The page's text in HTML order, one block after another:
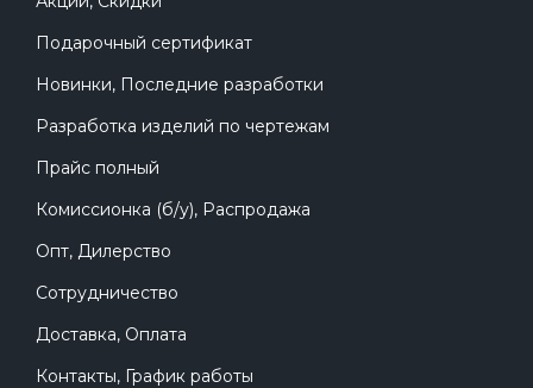
Подарочный сертификат
Новинки, Последние разработки
Разработка изделий по чертежам
Прайс полный
Комиссионка (б/у), Распродажа
Опт, Дилерство
Сотрудничество
Доставка, Оплата
Контакты, График работы